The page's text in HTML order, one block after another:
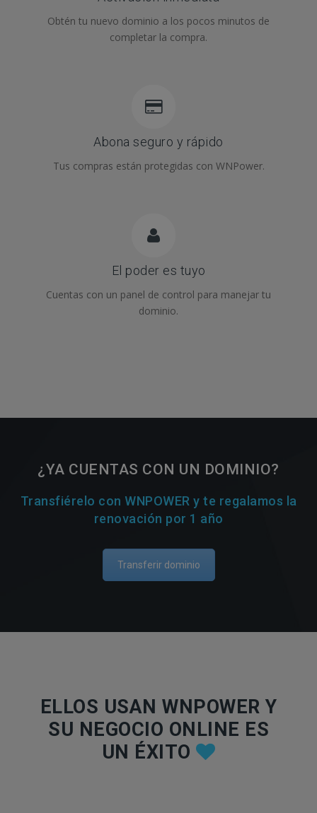
Obtén tu nuevo dominio a los pocos minutos de
completar la compra.
Abona seguro y rápido
Tus compras están protegidas con WNPower.
El poder es tuyo
Cuentas con un panel de control para manejar tu
dominio.
¿YA CUENTAS CON UN DOMINIO?
Transfiérelo con WNPOWER y te regalamos la
renovación por 1 año
Transferir dominio
ELLOS USAN WNPOWER Y
SU NEGOCIO ONLINE ES
UN ÉXITO